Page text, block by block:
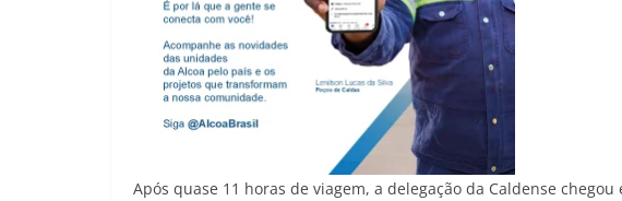
Após quase 11 horas de viagem, a delegação da Caldense